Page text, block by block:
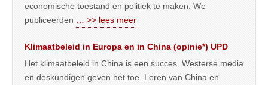
economische toestand en politiek te maken. We
publiceerden
… >> lees meer
Klimaatbeleid in Europa en in China (opinie*) UPD
Het klimaatbeleid in China is een succes. Westerse media
en deskundigen geven het toe. Leren van China en